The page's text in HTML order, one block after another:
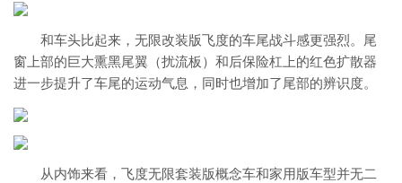
和车头比起来，无限改装版飞度的车尾战斗感更强烈。尾
窗上部的巨大熏黑尾翼（扰流板）和后保险杠上的红色扩散器
进一步提升了车尾的运动气息，同时也增加了尾部的辨识度。
从内饰来看，飞度无限套装版概念车和家用版车型并无二